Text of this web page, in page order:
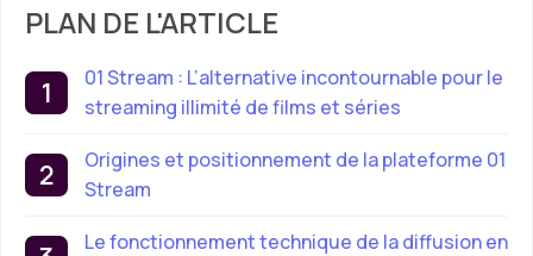
PLAN DE L'ARTICLE
01 Stream : L’alternative incontournable pour le
streaming illimité de films et séries
Origines et positionnement de la plateforme 01
Stream
Le fonctionnement technique de la diffusion en